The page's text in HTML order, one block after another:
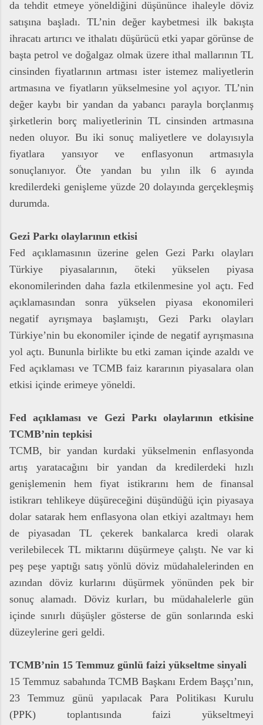
da tehdit etmeye yöneldiğini düşününce ihaleyle döviz
satışına başladı. TL’nin değer kaybetmesi ilk bakışta
ihracatı artırıcı ve ithalatı düşürücü etki yapar görünse de
başta petrol ve doğalgaz olmak üzere ithal mallarının TL
cinsinden fiyatlarının artması ister istemez maliyetlerin
artmasına ve fiyatların yükselmesine yol açıyor. TL’nin
değer kaybı bir yandan da yabancı parayla borçlanmış
şirketlerin borç maliyetlerinin TL cinsinden artmasına
neden oluyor. Bu iki sonuç maliyetlere ve dolayısıyla
fiyatlara yansıyor ve enflasyonun artmasıyla
sonuçlanıyor. Öte yandan bu yılın ilk 6 ayında
kredilerdeki genişleme yüzde 20 dolayında gerçekleşmiş
durumda.
Gezi Parkı olaylarının etkisi
Fed açıklamasının üzerine gelen Gezi Parkı olayları
Türkiye piyasalarının, öteki yükselen piyasa
ekonomilerinden daha fazla etkilenmesine yol açtı. Fed
açıklamasından sonra yükselen piyasa ekonomileri
negatif ayrışmaya başlamıştı, Gezi Parkı olayları
Türkiye’nin bu ekonomiler içinde de negatif ayrışmasına
yol açtı. Bununla birlikte bu etki zaman içinde azaldı ve
Fed açıklaması ve TCMB faiz kararının piyasalara olan
etkisi içinde erimeye yöneldi.
Fed açıklaması ve Gezi Parkı olaylarının etkisine
TCMB’nin tepkisi
TCMB, bir yandan kurdaki yükselmenin enflasyonda
artış yaratacağını bir yandan da kredilerdeki hızlı
genişlemenin hem fiyat istikrarını hem de finansal
istikrarı tehlikeye düşüreceğini düşündüğü için piyasaya
dolar satarak hem enflasyona olan etkiyi azaltmayı hem
de piyasadan TL çekerek bankalarca kredi olarak
verilebilecek TL miktarını düşürmeye çalıştı. Ne var ki
peş peşe yaptığı satış yönlü döviz müdahalelerinden en
azından döviz kurlarını düşürmek yönünden pek bir
sonuç alamadı. Döviz kurları, bu müdahalelerle gün
içinde sınırlı düşüşler gösterse de gün sonlarında eski
düzeylerine geri geldi.
TCMB’nin 15 Temmuz günlü faizi yükseltme sinyali
15 Temmuz sabahında TCMB Başkanı Erdem Başçı’nın,
23 Temmuz günü yapılacak Para Politikası Kurulu
(PPK) toplantısında faizi yükseltmeyi